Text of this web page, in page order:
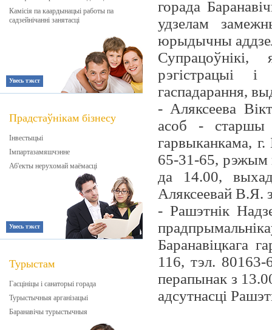
Камісія па каардынацыі работы па
садзейнічанні занятасці
Увесь тэкст
Прадстаўнікам бізнесу
Інвестыцыі
Імпартазамяшчэнне
Аб'екты нерухомай маёмасці
Увесь тэкст
Турыстам
Гасцініцы і санаторыі горада
Турыстычныя арганізацыі
Баранавічы турыстычныя
горада
удзелам
юрыдычны
рэгістрацыі і
гаспадарання,
- Аляксеева
асоб - старшы
гарвыканкама,
65-31-65, рэжым
да 14.00,
Аляксеевай В.Я.
- Рашэтнік
Баранавіцкага
116, тэл.
перапынак з
адсутнасці